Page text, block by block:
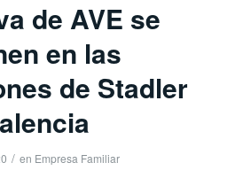
de AVE se
en las
de Stadler
/ en Empresa Familiar